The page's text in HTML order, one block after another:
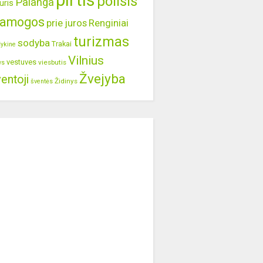
prie juros Renginiai
sodyba Trakai turizmas
vestuves viesbutis Vilnius
šventės Židinys Žvejyba